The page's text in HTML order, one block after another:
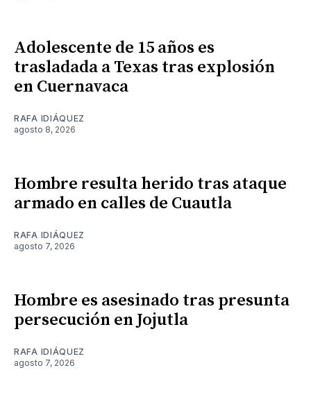
Adolescente de 15 años es
trasladada a Texas tras explosión
en Cuernavaca
RAFA IDIÁQUEZ
agosto 8, 2026
Hombre resulta herido tras ataque
armado en calles de Cuautla
RAFA IDIÁQUEZ
agosto 7, 2026
Hombre es asesinado tras presunta
persecución en Jojutla
RAFA IDIÁQUEZ
agosto 7, 2026